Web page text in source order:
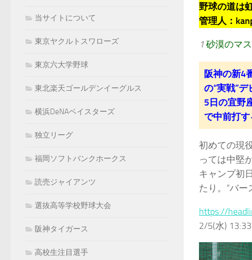
野球の道は
管理人：
1砂漠のマ
阪神の新4
の“実戦”デ
5日の宜野
で中前打
初めての現
っては中堅
キャンプ初
たり。“バー
https://
2/5(水)
当サイトについて
東京ヤクルトスワローズ
東京六大学野球
東北楽天ゴールデンイーグルス
横浜DeNAベイスターズ
独立リーグ
福岡ソフトバンクホークス
読売ジャイアンツ
選抜高等学校野球大会
阪神タイガース
高校生注目選手